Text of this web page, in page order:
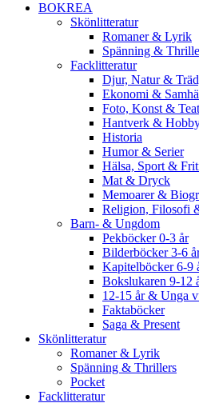
BOKREA
Skönlitteratur
Romaner & Lyrik
Spänning &
Facklitteratur
Djur, Natur &
Ekonomi &
Foto, Konst &
Hantverk &
Historia
Humor & Serier
Hälsa, Sport &
Mat & Dryck
Memoarer &
Religion, Filosofi
Barn- & Ungdom
Pekböcker 0-3 år
Bilderböcker 3-6
Kapitelböcker 6-9
Bokslukaren 9-12
12-15 år & Unga
Faktaböcker
Saga & Present
Skönlitteratur
Romaner & Lyrik
Spänning & Thrillers
Pocket
Facklitteratur